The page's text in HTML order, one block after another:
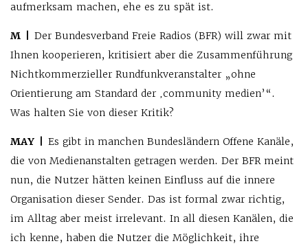
aufmerksam machen, ehe es zu spät ist.
M |
Der Bundesverband Freie Radios (BFR) will zwar mit
Ihnen kooperieren, kritisiert aber die Zusammenführung
Nichtkommerzieller Rundfunkveranstalter „ohne
Orientierung am Standard der ‚community medien’“.
Was halten Sie von dieser Kritik?
MAY |
Es gibt in manchen Bundesländern Offene Kanäle,
die von Medienanstalten getragen werden. Der BFR meint
nun, die Nutzer hätten keinen Einfluss auf die innere
Organisation dieser Sender. Das ist formal zwar richtig,
im Alltag aber meist irrelevant. In all diesen Kanälen, die
ich kenne, haben die Nutzer die Möglichkeit, ihre